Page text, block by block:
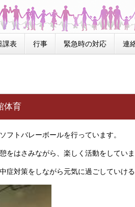
課表 行事 緊急時の対応 連
体育
トバレーボールを行っています。
をはさみながら、楽しく活動をしていま
症対策をしながら元気に過ごしていける